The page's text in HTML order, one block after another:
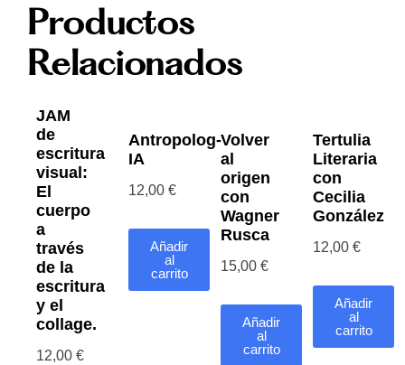
Productos
Relacionados
JAM
de
escritura
visual:
El
cuerpo
a
través
de la
escritura
y el
collage.
12,00 €
Antropolog-
IA
12,00 €
Añadir
al
carrito
Volver
al
origen
con
Wagner
Rusca
15,00 €
Añadir
al
carrito
Tertulia
Literaria
con
Cecilia
González
12,00 €
Añadir
al
carrito